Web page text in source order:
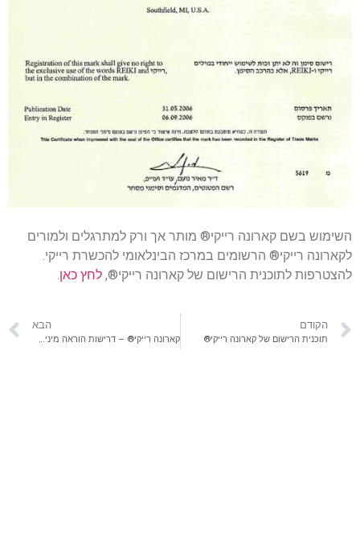
השימוש בשם קארונה רייקי® מותר אך ורק למתרגלים ולמורים
לקארונה רייקי® הרשומים במרכז הבינלאומי להכשרת רייקי.
להצטרפות לתוכנית הרישום של קארונה רייקי®, לחץ כאן.
הקודם
תוכנית הרישום של קארונה רייקי®
הבא